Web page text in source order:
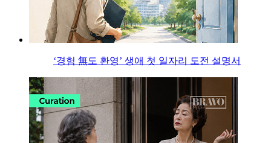
‘경험 無도 환영’ 생애 첫 일자리 도전 설명서